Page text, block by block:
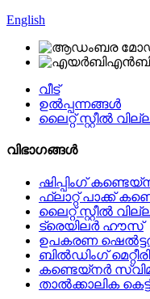
English
വീട്
ഉൽപ്പന്നങ്ങൾ
ലൈറ്റ് സ്റ്റീൽ
വിഭാഗങ്ങൾ
ഷിപ്പിംഗ്
ഫ്ലാറ്റ് പാക്ക്
ലൈറ്റ് സ്റ്റീൽ
ട്രെയിലർ ഹൗസ്
ഉപകരണ
ബിൽഡിംഗ്
കണ്ടെയ്നർ
താൽക്കാലിക